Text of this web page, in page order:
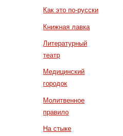
Как это по-русски
Книжная лавка
Литературный
театр
Медицинский
городок
Молитвенное
правило
На стыке